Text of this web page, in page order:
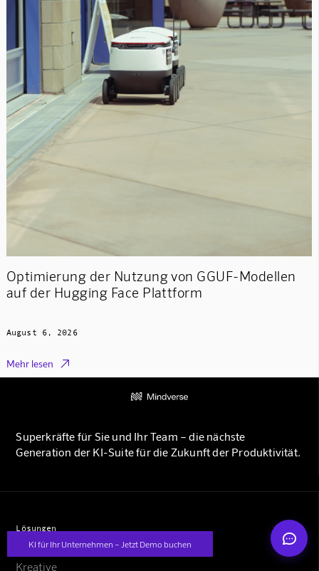
KI für Ihr Unternehmen – Jetzt Demo buchen
Mindverse Support
Optimierung der Nutzung von GGUF-Modellen
auf der Hugging Face Plattform
August 6, 2026
Mehr lesen 
Superkräfte für Sie und Ihr Team – die nächste
Generation der KI-Suite für die Zukunft der Produktivität.
Lösungen
Unternehmen
Kreative